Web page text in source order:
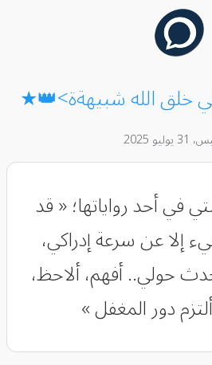
خلق الله شبيهةة>👑★
2025
في أحد رواياتها؛ « قد
عن سرعة إدراكي،
حولي.. أفهم، ألاحظ،
دور المغفل »